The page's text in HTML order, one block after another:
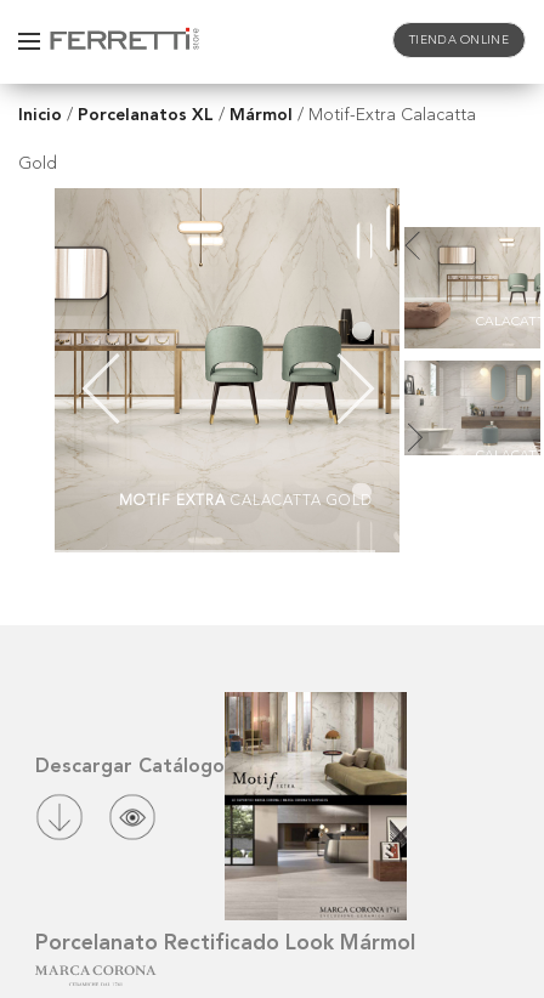
TIENDA ONLINE
Inicio / Porcelanatos XL / Mármol / Motif-Extra Calacatta
Gold
MOTIF EXTRA CALACATTA GOLD
Descargar Catálogo
Porcelanato Rectificado Look Mármol